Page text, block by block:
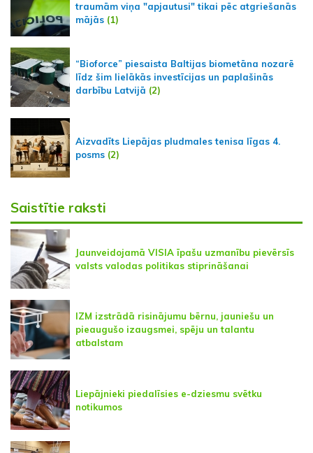
traumām viņa "apjautusi" tikai pēc atgriešanās
mājās (1)
“Bioforce” piesaista Baltijas biometāna nozarē
līdz šim lielākās investīcijas un paplašinās
darbību Latvijā (2)
Aizvadīts Liepājas pludmales tenisa līgas 4.
posms (2)
Saistītie raksti
Jaunveidojamā VISIA īpašu uzmanību pievērsīs
valsts valodas politikas stiprināšanai
IZM izstrādā risinājumu bērnu, jauniešu un
pieaugušo izaugsmei, spēju un talantu
atbalstam
Liepājnieki piedalīsies e-dziesmu svētku
notikumos